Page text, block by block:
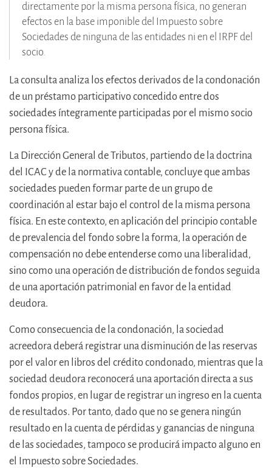
directamente por la misma persona física, no generan
efectos en la base imponible del Impuesto sobre
Sociedades de ninguna de las entidades ni en el IRPF del
socio.
La consulta analiza los efectos derivados de la condonación
de un préstamo participativo concedido entre dos
sociedades íntegramente participadas por el mismo socio
persona física.
La Dirección General de Tributos, partiendo de la doctrina
del ICAC y de la normativa contable, concluye que ambas
sociedades pueden formar parte de un grupo de
coordinación al estar bajo el control de la misma persona
física. En este contexto, en aplicación del principio contable
de prevalencia del fondo sobre la forma, la operación de
compensación no debe entenderse como una liberalidad,
sino como una operación de distribución de fondos seguida
de una aportación patrimonial en favor de la entidad
deudora.
Como consecuencia de la condonación, la sociedad
acreedora deberá registrar una disminución de las reservas
por el valor en libros del crédito condonado, mientras que la
sociedad deudora reconocerá una aportación directa a sus
fondos propios, en lugar de registrar un ingreso en la cuenta
de resultados. Por tanto, dado que no se genera ningún
resultado en la cuenta de pérdidas y ganancias de ninguna
de las sociedades, tampoco se producirá impacto alguno en
el Impuesto sobre Sociedades.